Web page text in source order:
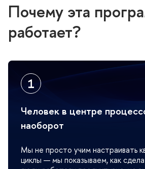
Почему эта
работает?
Человек в центре
наоборот
Мы не просто учим настраивать
циклы — мы показываем, как